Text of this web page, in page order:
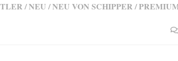
/NEU /NEU VON SCHIPPER /